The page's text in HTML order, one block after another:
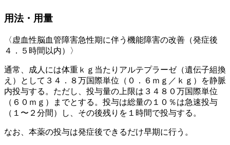
用法・用量
〈虚血性脳血管障害急性期に伴う機能障害の改善（発症後
４．５時間以内）〉
通常、成人には体重ｋｇ当たりアルテプラーゼ（遺伝子組換
え）として３４．８万国際単位（０．６ｍｇ／ｋｇ）を静脈
内投与する。ただし、投与量の上限は３４８０万国際単位
（６０ｍｇ）までとする。投与は総量の１０％は急速投与
（１〜２分間）し、その後残りを１時間で投与する。
なお、本薬の投与は発症後できるだけ早期に行う。